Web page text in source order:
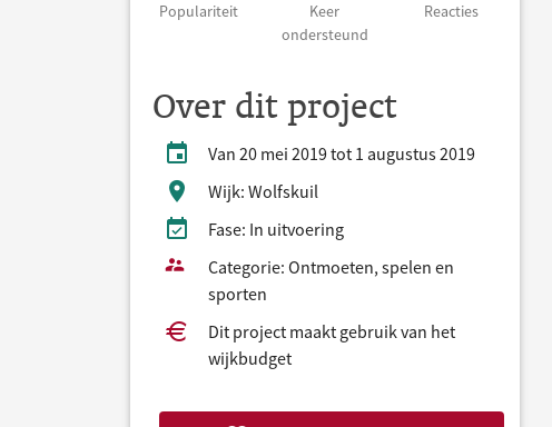
Populariteit
Keer
ondersteund
Reacties
Over dit project
Van 20 mei 2019 tot 1 augustus 2019
Wijk: Wolfskuil
Fase: In uitvoering
Categorie: Ontmoeten, spelen en
sporten
Dit project maakt gebruik van het
wijkbudget